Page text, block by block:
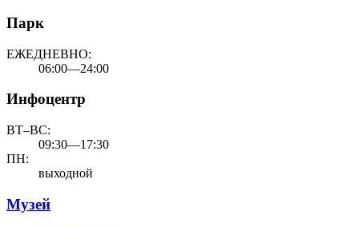
Парк
ЕЖЕДНЕВНО:
06:00—24:00
Инфоцентр
ВТ–ВС:
09:30—17:30
ПН:
выходной
Музей